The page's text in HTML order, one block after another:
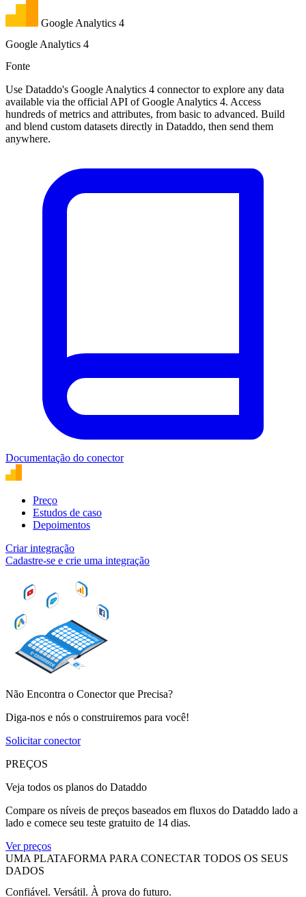
Google Analytics 4
Google Analytics 4
Fonte
Use Dataddo's Google Analytics 4 connector to explore any data
available via the official API of Google Analytics 4. Access
hundreds of metrics and attributes, from basic to advanced. Build
and blend custom datasets directly in Dataddo, then send them
anywhere.
Documentação do conector
Preço
Estudos de caso
Depoimentos
Criar integração
Cadastre-se e crie uma integração
Não Encontra o Conector que Precisa?
Diga-nos e nós o construiremos para você!
Solicitar conector
PREÇOS
Veja todos os planos do Dataddo
Compare os níveis de preços baseados em fluxos do Dataddo lado a
lado e comece seu teste gratuito de 14 dias.
Ver preços
UMA PLATAFORMA PARA CONECTAR TODOS OS SEUS
DADOS
Confiável. Versátil. À prova do futuro.